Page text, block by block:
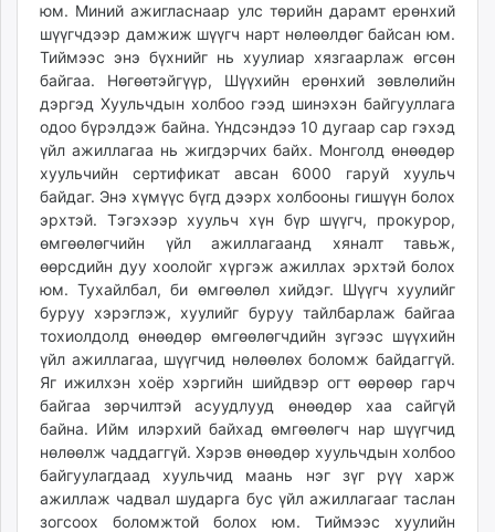
юм. Миний ажигласнаар улс төрийн дарамт ерөнхий
шүүгчдээр дамжиж шүүгч нарт нөлөөлдөг байсан юм.
Тиймээс энэ бүхнийг нь хуулиар хязгаарлаж өгсөн
байгаа. Нөгөөтэйгүүр, Шүүхийн ерөнхий зөвлөлийн
дэргэд Хуульчдын холбоо гээд шинэхэн байгууллага
одоо бүрэлдэж байна. Үндсэндээ 10 дугаар сар гэхэд
үйл ажиллагаа нь жигдэрчих байх. Монголд өнөөдөр
хуульчийн сертификат авсан 6000 гаруй хуульч
байдаг. Энэ хүмүүс бүгд дээрх холбооны гишүүн болох
эрхтэй. Тэгэхээр хуульч хүн бүр шүүгч, прокурор,
өмгөөлөгчийн үйл ажиллагаанд хяналт тавьж,
өөрсдийн дуу хоолойг хүргэж ажиллах эрхтэй болох
юм. Тухайлбал, би өмгөөлөл хийдэг. Шүүгч хуулийг
буруу хэрэглэж, хуулийг буруу тайлбарлаж байгаа
тохиолдолд өнөөдөр өмгөөлөгчдийн зүгээс шүүхийн
үйл ажиллагаа, шүүгчид нөлөөлөх боломж байдаггүй.
Яг ижилхэн хоёр хэргийн шийдвэр огт өөрөөр гарч
байгаа зөрчилтэй асуудлууд өнөөдөр хаа сайгүй
байна. Ийм илэрхий байхад өмгөөлөгч нар шүүгчид
нөлөөлж чаддаггүй. Хэрэв өнөөдөр хуульчдын холбоо
байгуулагдаад хуульчид маань нэг зүг рүү харж
ажиллаж чадвал шударга бус үйл ажиллагааг таслан
зогсоох боломжтой болох юм. Тиймээс хуулийн